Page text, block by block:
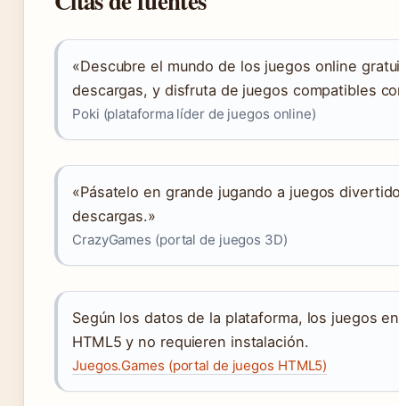
«Descubre el mundo de los juegos online
descargas, y disfruta de juegos compatibles
Poki (plataforma líder de juegos online)
«Pásatelo en grande jugando a juegos
descargas.»
CrazyGames (portal de juegos 3D)
Según los datos de la plataforma, los juegos
HTML5 y no requieren instalación.
Juegos.Games (portal de juegos HTML5)